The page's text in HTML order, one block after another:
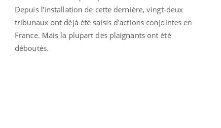
Depuis l’installation de cette dernière, vingt-deux
tribunaux ont déjà été saisis d’actions conjointes en
France. Mais la plupart des plaignants ont été
déboutés.